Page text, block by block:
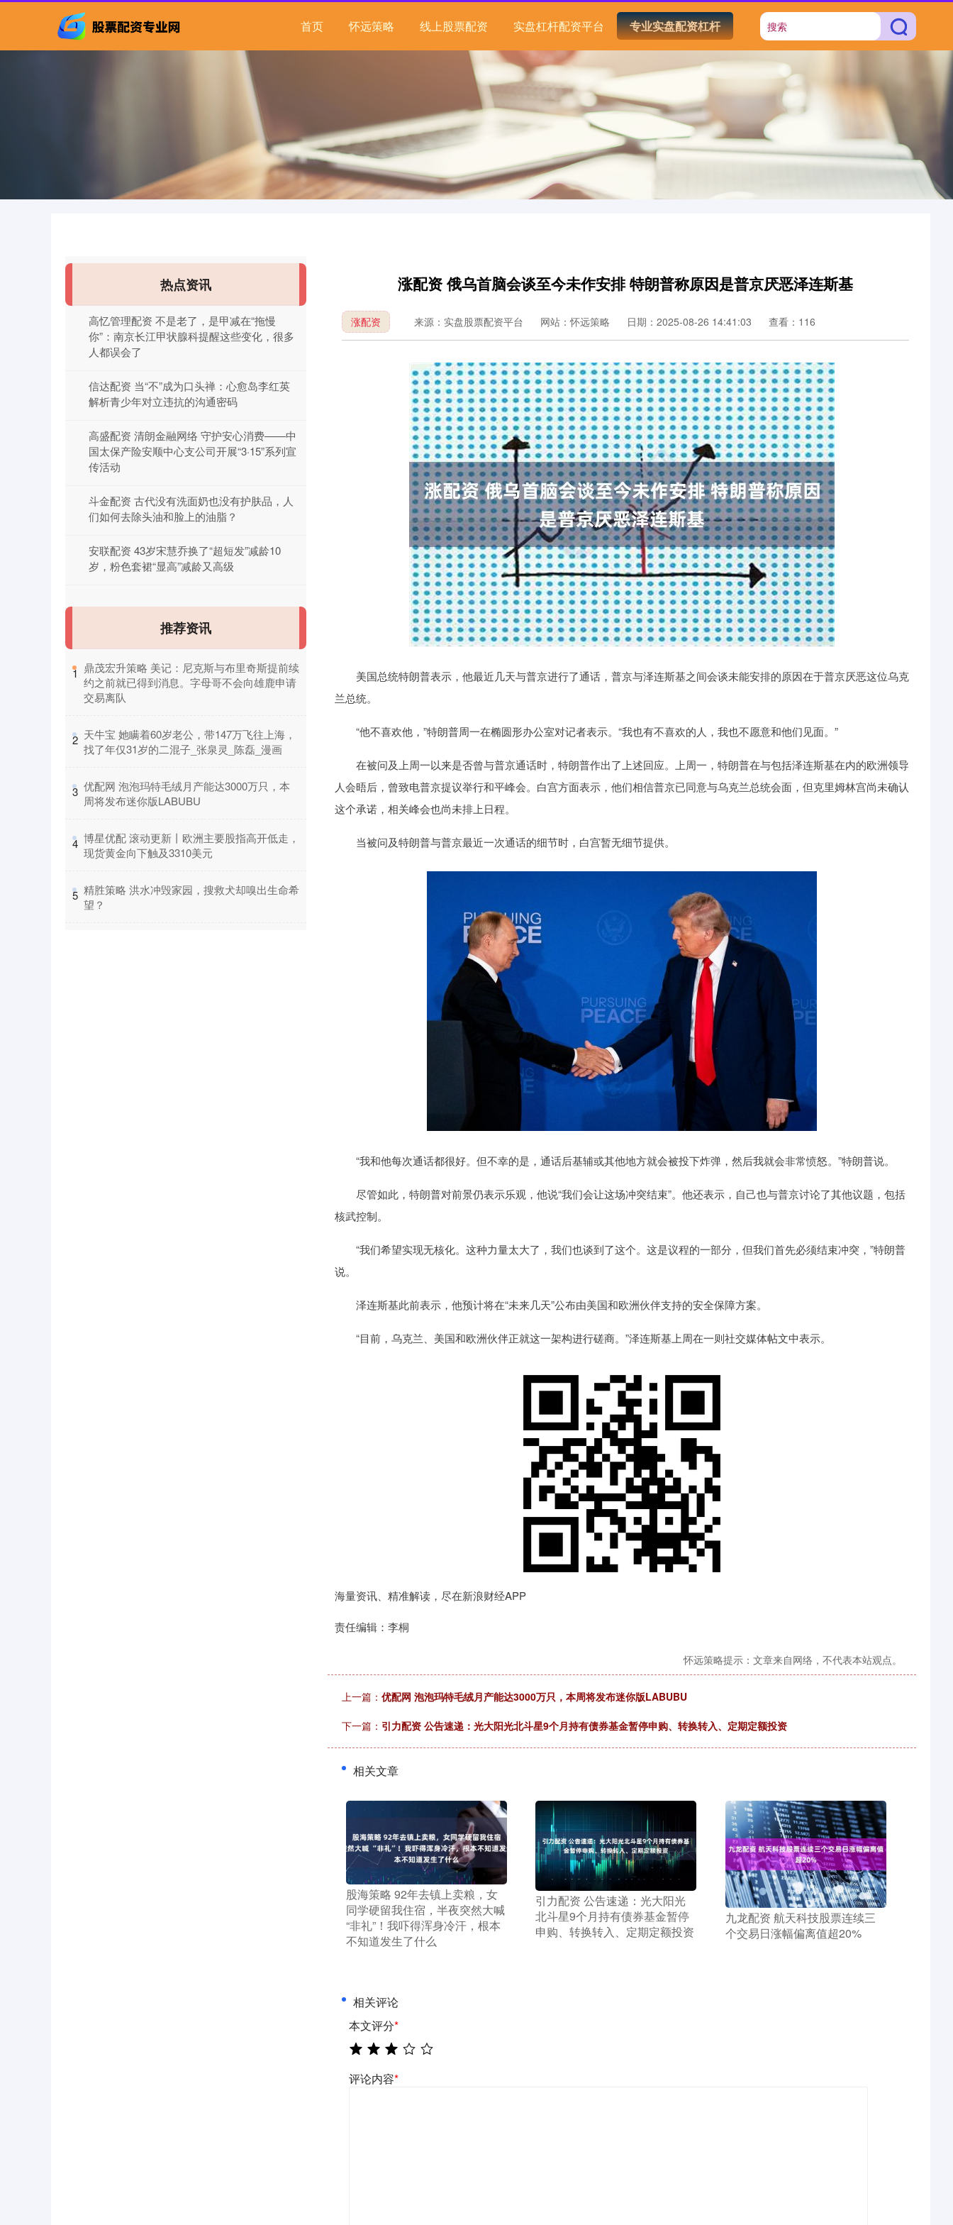
首页 怀远策略 线上股票配资 实盘杠杆配资平台 专业实盘配资杠杆
涨配资 俄乌首脑会谈至今未作安排 特朗普称原因是普京厌恶泽连斯基
涨配资 来源：实盘股票配资平台 网站：怀远策略 日期：2025-08-26 14:41:03 查看：116
美国总统特朗普表示，他最近几天与普京进行了通话，普京与泽连斯基之间会谈未能安排的原因在于普京厌恶这位乌克
兰总统。
“他不喜欢他，”特朗普周一在椭圆形办公室对记者表示。“我也有不喜欢的人，我也不愿意和他们见面。”
在被问及上周一以来是否曾与普京通话时，特朗普作出了上述回应。上周一，特朗普在与包括泽连斯基在内的欧洲领导
人会晤后，曾致电普京提议举行和平峰会。白宫方面表示，他们相信普京已同意与乌克兰总统会面，但克里姆林宫尚未确认
这个承诺，相关峰会也尚未排上日程。
当被问及特朗普与普京最近一次通话的细节时，白宫暂无细节提供。
“我和他每次通话都很好。但不幸的是，通话后基辅或其他地方就会被投下炸弹，然后我就会非常愤怒。”特朗普说。
尽管如此，特朗普对前景仍表示乐观，他说“我们会让这场冲突结束”。他还表示，自己也与普京讨论了其他议题，包括
核武控制。
“我们希望实现无核化。这种力量太大了，我们也谈到了这个。这是议程的一部分，但我们首先必须结束冲突，”特朗普
说。
泽连斯基此前表示，他预计将在“未来几天”公布由美国和欧洲伙伴支持的安全保障方案。
“目前，乌克兰、美国和欧洲伙伴正就这一架构进行磋商。”泽连斯基上周在一则社交媒体帖文中表示。
海量资讯、精准解读，尽在新浪财经APP
责任编辑：李桐
怀远策略提示：文章来自网络，不代表本站观点。
上一篇： 优配网 泡泡玛特毛绒月产能达3000万只，本周将发布迷你版LABUBU
下一篇： 引力配资 公告速递：光大阳光北斗星9个月持有债券基金暂停申购、转换转入、定期定额投资
相关文章
​股海策略 92年去镇上卖粮，女
同学硬留我住宿，半夜突然大喊
“非礼”！我吓得浑身冷汗，根本
不知道发生了什么
​引力配资 公告速递：光大阳光
北斗星9个月持有债券基金暂停
申购、转换转入、定期定额投资
​九龙配资 航天科技股票连续三
个交易日涨幅偏离值超20%
相关评论
本文评分*
评论内容*
热点资讯
高忆管理配资 不是老了，是甲减在“拖慢
你”：南京长江甲状腺科提醒这些变化，很多
人都误会了
信达配资 当“不”成为口头禅：心愈岛李红英
解析青少年对立违抗的沟通密码
高盛配资 清朗金融网络 守护安心消费——中
国太保产险安顺中心支公司开展“3·15”系列宣
传活动
斗金配资 古代没有洗面奶也没有护肤品，人
们如何去除头油和脸上的油脂？
安联配资 43岁宋慧乔换了“超短发”减龄10
岁，粉色套裙“显高”减龄又高级
推荐资讯
1 ​鼎茂宏升策略 美记：尼克斯与布里奇斯提前续
约之前就已得到消息。字母哥不会向雄鹿申请
交易离队
2 ​天牛宝 她瞒着60岁老公，带147万飞往上海，
找了年仅31岁的二混子_张泉灵_陈磊_漫画
3 ​优配网 泡泡玛特毛绒月产能达3000万只，本
周将发布迷你版LABUBU
4 ​博星优配 滚动更新丨欧洲主要股指高开低走，
现货黄金向下触及3310美元
5 ​精胜策略 洪水冲毁家园，搜救犬却嗅出生命希
望？